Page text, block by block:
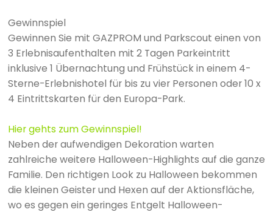
Gewinnspiel
Gewinnen Sie mit GAZPROM und Parkscout einen von
3 Erlebnisaufenthalten mit 2 Tagen Parkeintritt
inklusive 1 Übernachtung und Frühstück in einem 4-
Sterne-Erlebnishotel für bis zu vier Personen oder 10 x
4 Eintrittskarten für den Europa-Park.
Hier gehts zum Gewinnspiel!
Neben der aufwendigen Dekoration warten
zahlreiche weitere Halloween-Highlights auf die ganze
Familie. Den richtigen Look zu Halloween bekommen
die kleinen Geister und Hexen auf der Aktionsfläche,
wo es gegen ein geringes Entgelt Halloween-